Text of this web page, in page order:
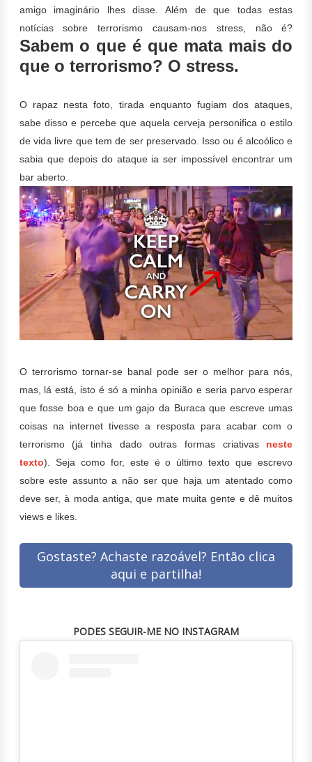
amigo imaginário lhes disse. Além de que todasestas
notícias sobre terrorismo causam-nos stress, não é?
Sabem o que é que mata mais do
que o terrorismo? O stress.
O rapaz nesta foto, tirada enquanto fugiam dos ataques,
sabe disso e percebe que aquela cerveja personifica o estilo
de vida livre que tem de ser preservado. Isso ou é alcoólico e
sabia que depois do ataque ia ser impossível encontrar um
bar aberto.
O terrorismo tornar-se banal pode ser o melhor para nós,
mas, lá está, isto é só a minha opinião e seria parvo esperar
que fosse boa e que um gajo da Buraca que escreve umas
coisas na internet tivesse a resposta para acabar com o
terrorismo (já tinha dado outras formas criativas neste
texto). Seja como for, este é o último texto que escrevo
sobre este assunto a não ser que haja um atentado como
deve ser, à moda antiga, que mate muita gente e dê muitos
views e likes.
Gostaste? Achaste razoável? Então clica
aqui e partilha!
PODES SEGUIR-ME NO INSTAGRAM